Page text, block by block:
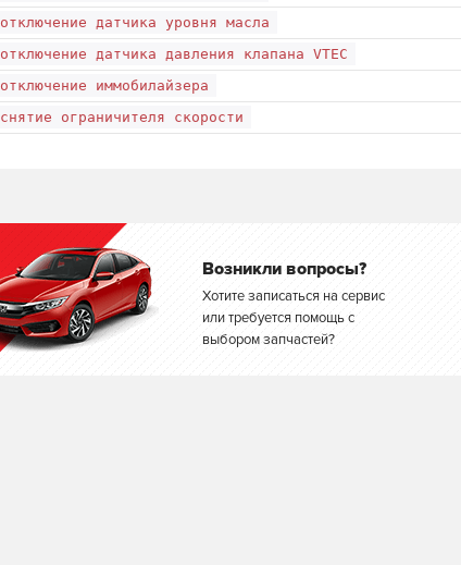
отключение датчика уровня масла
отключение датчика давления клапана VTEC
отключение иммобилайзера
снятие ограничителя скорости
Возникли вопросы?
Хотите записаться на сервис
или требуется помощь с
выбором запчастей?